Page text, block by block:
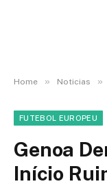
Home » Noticias »
FUTEBOL EUROPEU
Genoa
Início